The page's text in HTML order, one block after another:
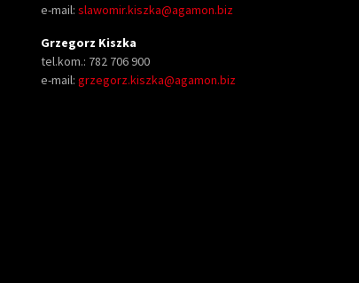
e-mail: slawomir.kiszka@agamon.biz
Grzegorz Kiszka
tel.kom.: 782 706 900
e-mail: grzegorz.kiszka@agamon.biz